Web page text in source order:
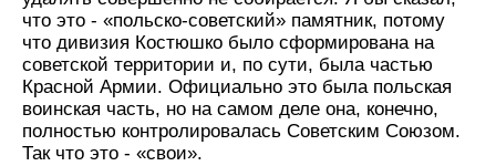
что это - «польско-советский» памятник, потому
что дивизия Костюшко было сформирована на
советской территории и, по сути, была частью
Красной Армии. Официально это была польская
воинская часть, но на самом деле она, конечно,
полностью контролировалась Советским Союзом.
Так что это - «свои».